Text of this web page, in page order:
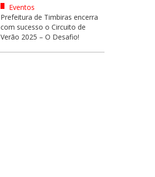
Eventos
Prefeitura de Timbiras encerra
com sucesso o Circuito de
Verão 2025 – O Desafio!